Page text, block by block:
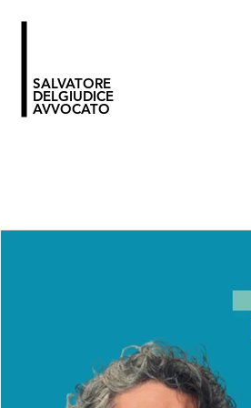
SALVATORE
DELGIUDICE
AVVOCATO